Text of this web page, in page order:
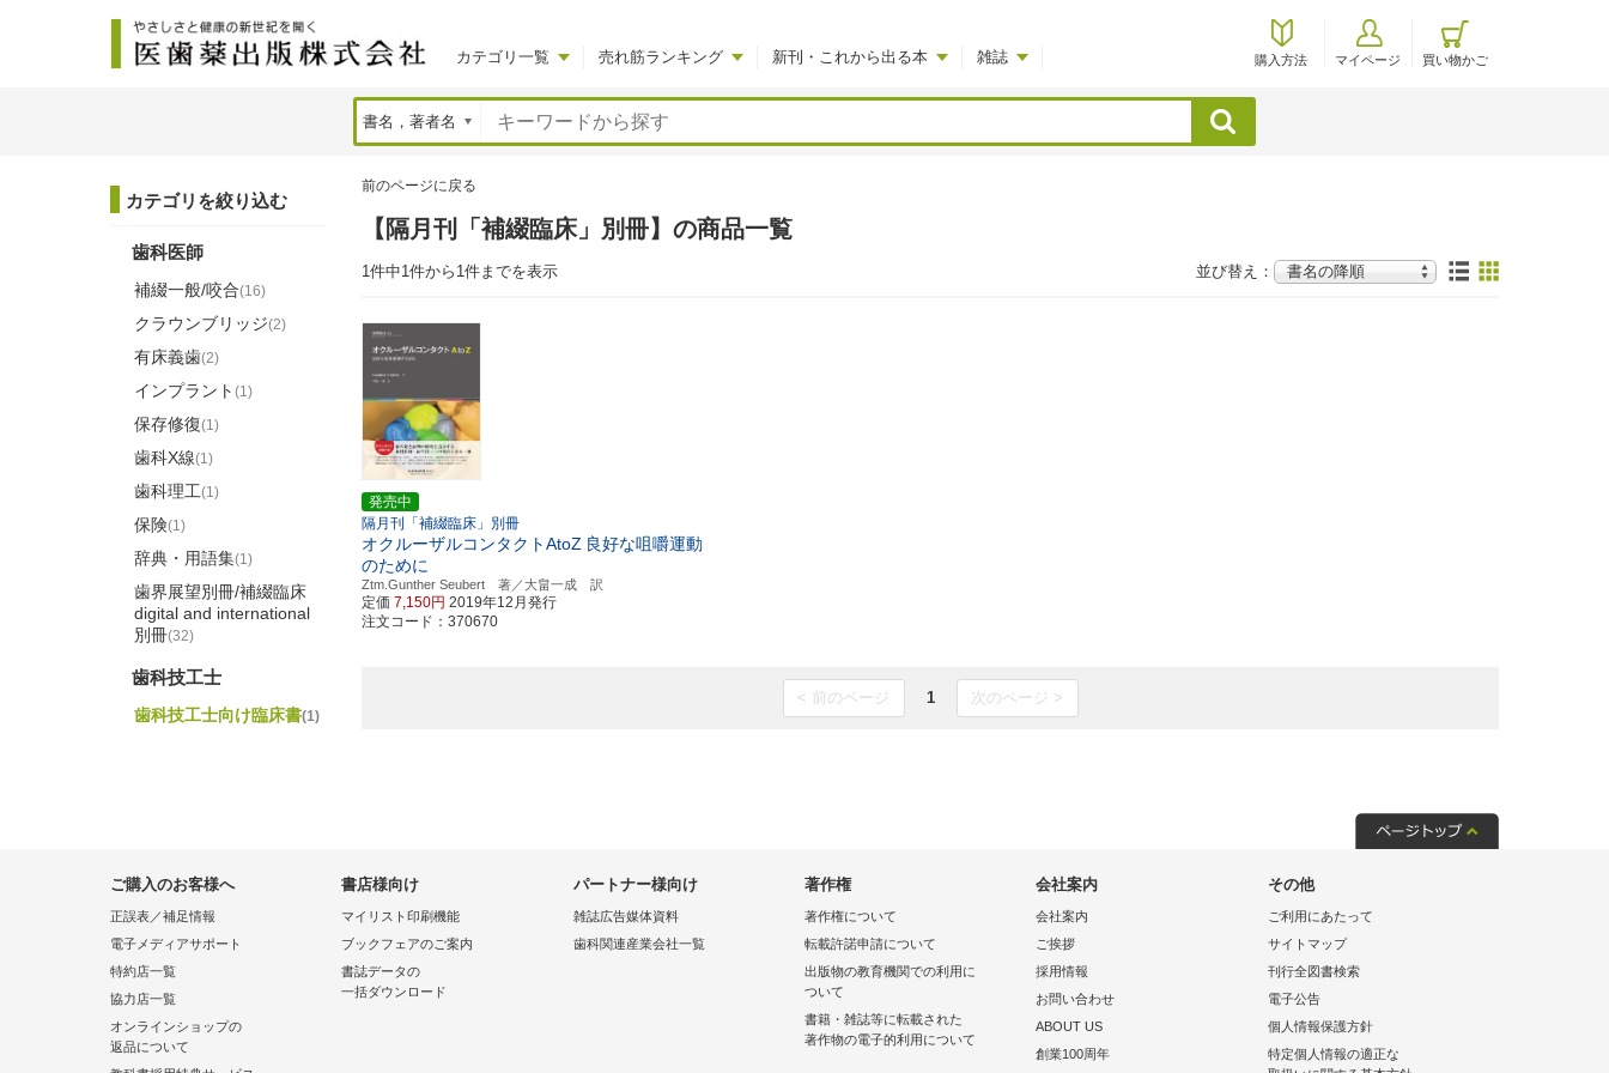
カテゴリ一覧 売れ筋ランキング 新刊・これから出る本 雑誌 購入方法 マイページ 買い物かご
検索
前のページに戻る
【隔月刊「補綴臨床」別冊】の商品一覧
1件中1件から1件までを表示 並び替え：
発売中
隔月刊「補綴臨床」別冊
オクルーザルコンタクトAtoZ 良好な咀嚼運動
のために
Ztm.Gunther Seubert 著／大畠一成 訳
定価 7,150円 2019年12月発行
注文コード：370670
< 前のページ 1 次のページ >
カテゴリを絞り込む
歯科医師
補綴一般/咬合(16)
クラウンブリッジ(2)
有床義歯(2)
インプラント (1)
保存修復(1)
歯科X線(1)
歯科理工(1)
保険(1)
辞典・用語集(1)
歯界展望別冊/補綴臨床
digital and international
別冊(32)
歯科技工士
歯科技工士向け臨床書(1)
ご購入のお客様へ
正誤表／補足情報
電子メディアサポート
特約店一覧
協力店一覧
オンラインショップの
返品について
書店様向け
マイリスト印刷機能
ブックフェアのご案内
書誌データの
一括ダウンロード
パートナー様向け
雑誌広告媒体資料
歯科関連産業会社一覧
著作権
著作権について
転載許諾申請について
出版物の教育機関での利用に
ついて
書籍・雑誌等に転載された
著作物の電子的利用について
会社案内
会社案内
ご挨拶
採用情報
お問い合わせ
ABOUT US
創業100周年
その他
ご利用にあたって
サイトマップ
刊行全図書検索
電子公告
個人情報保護方針
特定個人情報の適正な